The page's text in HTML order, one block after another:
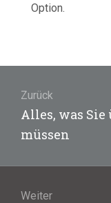
Option.
Zurück
Vorheriger
Beitrag:
Alles, was Sie
müssen
Weiter